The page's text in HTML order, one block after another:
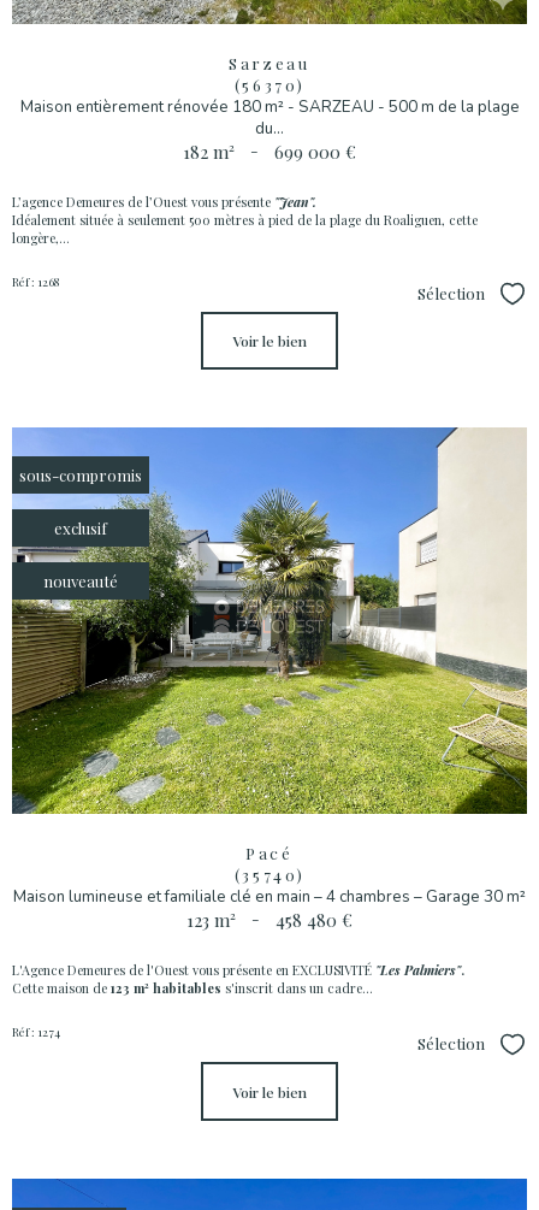
Sarzeau
(56370)
Maison entièrement rénovée 180 m² - SARZEAU - 500 m de la plage
du...
182 m² - 699 000 €
L’agence Demeures de l’Ouest vous présente "Jean".
Idéalement située à seulement 500 mètres à pied de la plage du Roaliguen, cette
longère,...
Réf : 1268
Sélection
voir le bien
sous-compromis
exclusif
nouveauté
Pacé
(35740)
Maison lumineuse et familiale clé en main – 4 chambres – Garage 30 m²
123 m² - 458 480 €
L'Agence Demeures de l'Ouest vous présente en EXCLUSIVITÉ "Les Palmiers".
Cette maison de 123 m² habitables s'inscrit dans un cadre...
Réf : 1274
Sélection
voir le bien